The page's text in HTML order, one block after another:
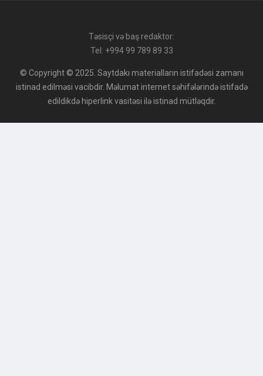
Təsisçi və baş redaktor:
Tel: +994 99 789 89 33
© Copyright © 2025. Saytdakı materialların istifadəsi zamanı
istinad edilməsi vacibdir. Məlumat internet səhifələrində istifadə
edildikdə hiperlink vasitəsi ilə istinad mütləqdir.